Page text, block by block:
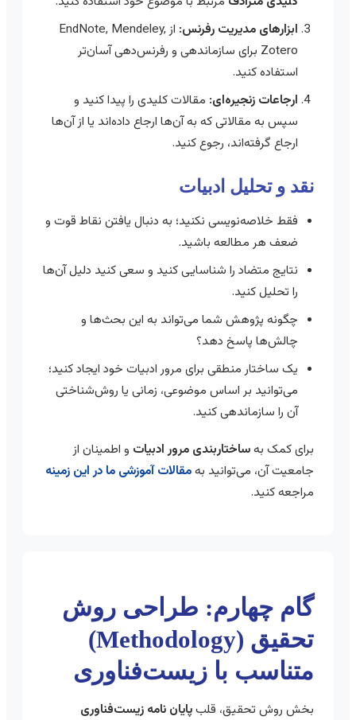
ابزارهای مدیریت رفرنس:
از EndNote, Mendeley,
Zotero برای سازماندهی و رفرنس‌دهی آسان‌تر
استفاده کنید.
ارجاعات زنجیره‌ای:مقالات کلیدی را پیدا کنید و
سپس به مقالاتی که به آن‌ها ارجاع داده‌اند یا از آن‌ها
ارجاع گرفته‌اند، رجوع کنید.
نقد و تحلیل ادبیات
فقط خلاصه‌نویسی نکنید؛ به دنبال یافتن نقاط قوت و
ضعف هر مطالعه باشید.
نتایج متضاد را شناسایی کنید و سعی کنید دلیل آن‌ها
را تحلیل کنید.
چگونه پژوهش شما می‌تواند به این بحث‌ها و
چالش‌ها پاسخ دهد؟
یک ساختار منطقی برای مرور ادبیات خود ایجاد کنید؛
می‌توانید بر اساس موضوعی، زمانی یا روش‌شناختی
آن را سازماندهی کنید.
برای کمک بهساختاربندی مرور ادبیاتو اطمینان از
جامعیت آن، می‌توانید بهمقالات آموزشی ما در این زمینه
مراجعه کنید.
گام چهارم: طراحی روش
تحقیق (Methodology)
متناسب با زیست‌فناوری
بخش روش تحقیق، قلب پایان نامه زیست‌فناوری